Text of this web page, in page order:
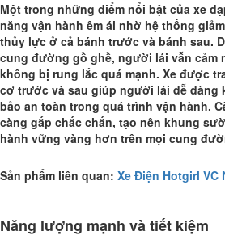
Một trong những điểm nổi bật của xe
năng vận hành êm ái nhờ hệ thống
thủy lực ở cả bánh trước và bánh sau.
cung đường gồ ghề, người lái vẫn cảm
không bị rung lắc quá mạnh. Xe được
cơ trước và sau giúp người lái dễ dàng
bảo an toàn trong quá trình vận hành.
càng gắp chắc chắn, tạo nên khung
hành vững vàng hơn trên mọi cung
Sản phẩm liên quan: Xe Điện Hotgirl VC
Năng lượng mạnh và tiết kiệm